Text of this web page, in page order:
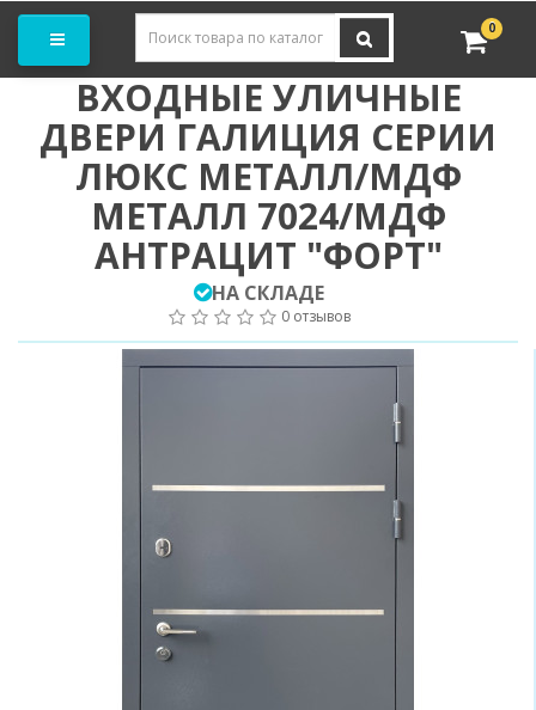
0
ВХОДНЫЕ УЛИЧНЫЕ
ДВЕРИ ГАЛИЦИЯ СЕРИИ
ЛЮКС МЕТАЛЛ/МДФ
МЕТАЛЛ 7024/МДФ
АНТРАЦИТ "ФОРТ"
НА СКЛАДЕ
0 отзывов